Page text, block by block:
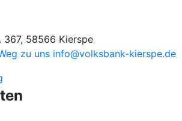
58566 Kierspe
zu uns info@volksbank-kierspe.de